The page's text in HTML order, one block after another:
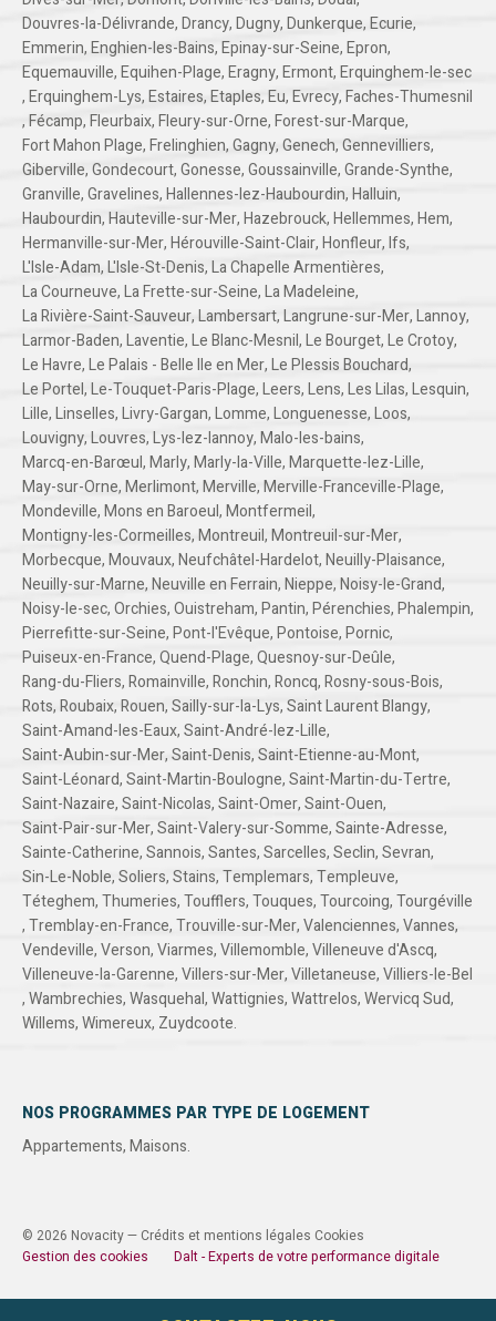
Douvres-la-Délivrande,Drancy,Dugny,Dunkerque,Ecurie,
Emmerin,Enghien-les-Bains,Epinay-sur-Seine,Epron,
Equemauville,Equihen-Plage,Eragny,Ermont,Erquinghem-le-sec
,Erquinghem-Lys,Estaires,Etaples,Eu,Evrecy,Faches-Thumesnil
,Fécamp,Fleurbaix,Fleury-sur-Orne,Forest-sur-Marque,
Fort Mahon Plage,Frelinghien,Gagny,Genech,Gennevilliers,
Giberville,Gondecourt,Gonesse,Goussainville,Grande-Synthe,
Granville,Gravelines,Hallennes-lez-Haubourdin,Halluin,
Haubourdin,Hauteville-sur-Mer,Hazebrouck,Hellemmes,Hem,
Hermanville-sur-Mer,Hérouville-Saint-Clair,Honfleur,Ifs,
L'Isle-Adam,L'Isle-St-Denis,La Chapelle Armentières,
La Courneuve,La Frette-sur-Seine,La Madeleine,
La Rivière-Saint-Sauveur,Lambersart,Langrune-sur-Mer,Lannoy,
Larmor-Baden,Laventie,Le Blanc-Mesnil,Le Bourget,Le Crotoy,
Le Havre,Le Palais - Belle Ile en Mer,Le Plessis Bouchard,
Le Portel,Le-Touquet-Paris-Plage,Leers,Lens,Les Lilas,Lesquin,
Lille,Linselles,Livry-Gargan,Lomme,Longuenesse,Loos,
Louvigny,Louvres,Lys-lez-lannoy,Malo-les-bains,
Marcq-en-Barœul,Marly,Marly-la-Ville,Marquette-lez-Lille,
May-sur-Orne,Merlimont,Merville,Merville-Franceville-Plage,
Mondeville,Mons en Baroeul,Montfermeil,
Montigny-les-Cormeilles,Montreuil,Montreuil-sur-Mer,
Morbecque,Mouvaux,Neufchâtel-Hardelot,Neuilly-Plaisance,
Neuilly-sur-Marne,Neuville en Ferrain,Nieppe,Noisy-le-Grand,
Noisy-le-sec,Orchies,Ouistreham,Pantin,Pérenchies,Phalempin,
Pierrefitte-sur-Seine,Pont-l'Evêque,Pontoise,Pornic,
Puiseux-en-France,Quend-Plage,Quesnoy-sur-Deûle,
Rang-du-Fliers,Romainville,Ronchin,Roncq,Rosny-sous-Bois,
Rots,Roubaix,Rouen,Sailly-sur-la-Lys,Saint Laurent Blangy,
Saint-Amand-les-Eaux,Saint-André-lez-Lille,
Saint-Aubin-sur-Mer,Saint-Denis,Saint-Etienne-au-Mont,
Saint-Léonard,Saint-Martin-Boulogne,Saint-Martin-du-Tertre,
Saint-Nazaire,Saint-Nicolas,Saint-Omer,Saint-Ouen,
Saint-Pair-sur-Mer,Saint-Valery-sur-Somme,Sainte-Adresse,
Sainte-Catherine,Sannois,Santes,Sarcelles,Seclin,Sevran,
Sin-Le-Noble,Soliers,Stains,Templemars,Templeuve,
Téteghem,Thumeries,Toufflers,Touques,Tourcoing,Tourgéville
,Tremblay-en-France,Trouville-sur-Mer,Valenciennes,Vannes,
Vendeville,Verson,Viarmes,Villemomble,Villeneuve d'Ascq,
Villeneuve-la-Garenne,Villers-sur-Mer,Villetaneuse,Villiers-le-Bel
,Wambrechies,Wasquehal,Wattignies,Wattrelos,Wervicq Sud,
Willems,Wimereux, Zuydcoote.
NOS PROGRAMMES PAR TYPE DE LOGEMENT
Appartements,Maisons.
© 2026 Novacity — Crédits et mentions légales Cookies
Gestion des cookies
Dalt - Experts de votre performance digitale